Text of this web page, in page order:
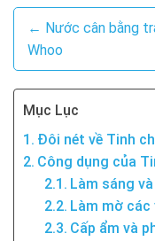
← Nước cân bằng
Whoo
Mục Lục
Đôi nét về Tinh
Công dụng của
Làm sáng
Làm mờ
Cấp ẩm và